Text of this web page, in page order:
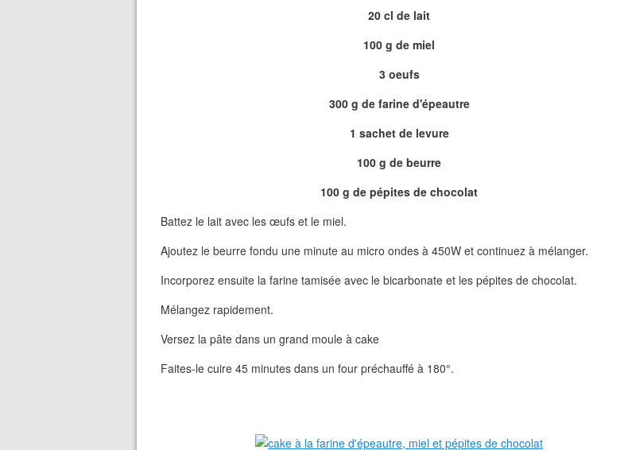
20 cl de lait
100 g de miel
3 oeufs
300 g de farine d'épeautre
1 sachet de levure
100 g de beurre
100 g de pépites de chocolat
Battez le lait avec les œufs et le miel.
Ajoutez le beurre fondu une minute au micro ondes à 450W et continuez à mélanger.
Incorporez ensuite la farine tamisée avec le bicarbonate et les pépites de chocolat.
Mélangez rapidement.
Versez la pâte dans un grand moule à cake
Faites-le cuire 45 minutes dans un four préchauffé à 180°.